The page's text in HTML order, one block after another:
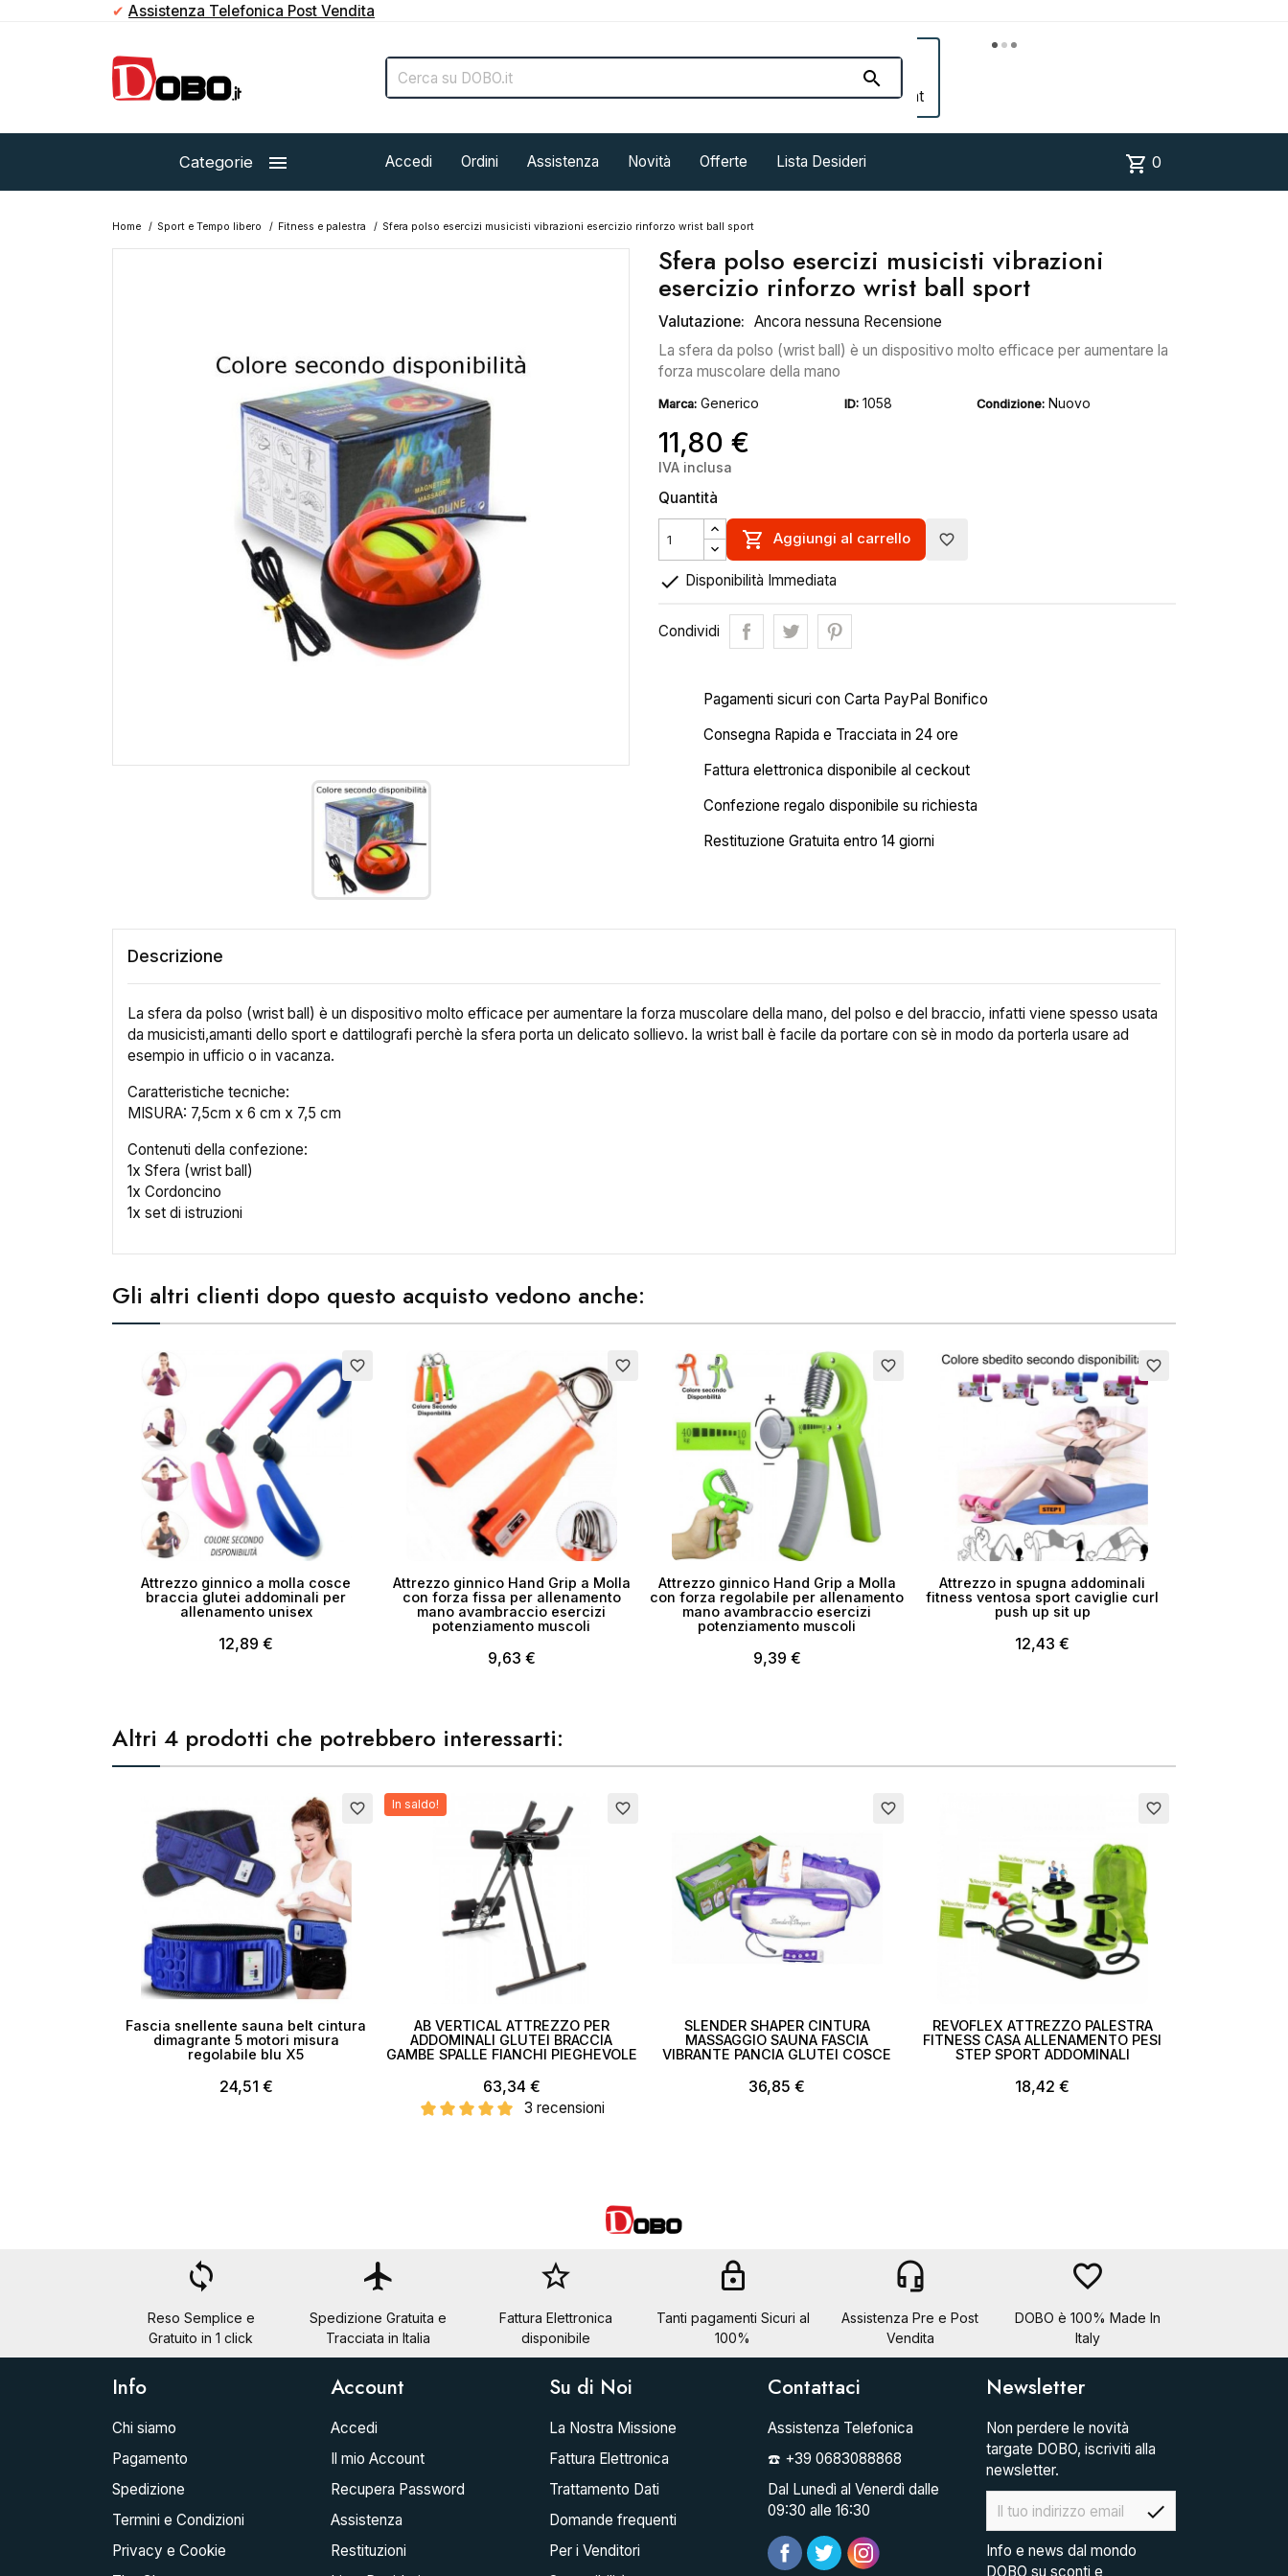
✔ Paga in contanti direttamente al corriere


Account
Categorie  Accedi Ordini Assistenza Novità Offerte Lista Desideri shopping_cart 0
Home Sport e Tempo libero Fitness e palestra Sfera polso esercizi musicisti vibrazioni esercizio rinforzo wrist ball sport
Sfera polso esercizi musicisti vibrazioni
esercizio rinforzo wrist ball sport
Valutazione: Ancora nessuna Recensione
La sfera da polso (wrist ball) è un dispositivo molto efficace per aumentare la
forza muscolare della mano
Marca: Generico ID: 1058 Condizione: Nuovo
11,80 €
IVA inclusa
Quantità
 Aggiungi al carrello favorite_border
 Disponibilità Immediata
Condividi
Pagamenti sicuri con Carta PayPal Bonifico
Consegna Rapida e Tracciata in 24 ore
Fattura elettronica disponibile al ceckout
Confezione regalo disponibile su richiesta
Restituzione Gratuita entro 14 giorni
Descrizione
La sfera da polso (wrist ball) è un dispositivo molto efficace per aumentare la forza muscolare della mano, del polso e del braccio, infatti viene spesso usata
da musicisti,amanti dello sport e dattilografi perchè la sfera porta un delicato sollievo. la wrist ball è facile da portare con sè in modo da porterla usare ad
esempio in ufficio o in vacanza.
Caratteristiche tecniche:
MISURA: 7,5cm x 6 cm x 7,5 cm
Contenuti della confezione:
1x Sfera (wrist ball)
1x Cordoncino
1x set di istruzioni
Gli altri clienti dopo questo acquisto vedono anche:
favorite_border
Attrezzo ginnico a molla cosce
braccia glutei addominali per
allenamento unisex
12,89 €
favorite_border
Attrezzo ginnico Hand Grip a Molla
con forza fissa per allenamento
mano avambraccio esercizi
potenziamento muscoli
9,63 €
favorite_border
Attrezzo ginnico Hand Grip a Molla
con forza regolabile per allenamento
mano avambraccio esercizi
potenziamento muscoli
9,39 €
favorite_border
Attrezzo in spugna addominali
fitness ventosa sport caviglie curl
push up sit up
12,43 €
Altri 4 prodotti che potrebbero interessarti:
favorite_border
Fascia snellente sauna belt cintura
dimagrante 5 motori misura
regolabile blu X5
24,51 €
In saldo!
favorite_border
AB VERTICAL ATTREZZO PER
ADDOMINALI GLUTEI BRACCIA
GAMBE SPALLE FIANCHI PIEGHEVOLE
63,34 €
3 recensioni
favorite_border
SLENDER SHAPER CINTURA
MASSAGGIO SAUNA FASCIA
VIBRANTE PANCIA GLUTEI COSCE
36,85 €
favorite_border
REVOFLEX ATTREZZO PALESTRA
FITNESS CASA ALLENAMENTO PESI
STEP SPORT ADDOMINALI
18,42 €
loop
Reso Semplice e
Gratuito in 1 click
flight
Spedizione Gratuita e
Tracciata in Italia
star_border
Fattura Elettronica
disponibile
lock
Tanti pagamenti Sicuri al
100%
headset_mic
Assistenza Pre e Post
Vendita
favorite_border
DOBO è 100% Made In
Italy
Info
Chi siamo
Pagamento
Spedizione
Termini e Condizioni
Privacy e Cookie
Account
Accedi
Il mio Account
Recupera Password
Assistenza
Restituzioni
Su di Noi
La Nostra Missione
Fattura Elettronica
Trattamento Dati
Domande frequenti
Per i Venditori
Contattaci
Assistenza Telefonica
☎️ +39 0683088868
Dal Lunedì al Venerdì dalle
09:30 alle 16:30
Newsletter
Non perdere le novità
targate DOBO, iscriviti alla
newsletter.
check
Info e news dal mondo
DOBO su sconti e
Crea lista dei desideri ×
Nome lista dei desideri
Crea lista dei desideri